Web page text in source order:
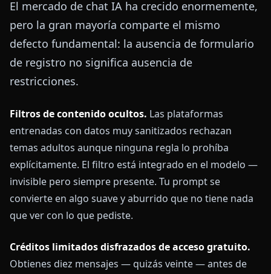
El mercado de chat IA ha crecido enormemente,
pero la gran mayoría comparte el mismo
defecto fundamental: la ausencia de formulario
de registro no significa ausencia de
restricciones.
Filtros de contenido ocultos. Las plataformas
entrenadas con datos muy sanitizados rechazan
temas adultos aunque ninguna regla lo prohíba
explícitamente. El filtro está integrado en el modelo —
invisible pero siempre presente. Tu prompt se
convierte en algo suave y aburrido que no tiene nada
que ver con lo que pediste.
Créditos limitados disfrazados de acceso gratuito.
Obtienes diez mensajes — quizás veinte — antes de